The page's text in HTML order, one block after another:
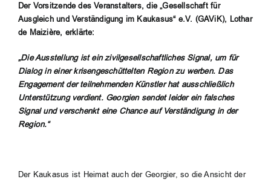
Der Vorsitzende des Veranstalters, die „Gesellschaft für
Ausgleich und Verständigung im Kaukasus“ e.V. (GAViK), Lothar
de Maizière, erklärte:
„Die Ausstellung ist ein zivilgesellschaftliches Signal, um für
Dialog in einer krisengeschüttelten Region zu werben. Das
Engagement der teilnehmenden Künstler hat ausschließlich
Unterstützung verdient. Georgien sendet leider ein falsches
Signal und verschenkt eine Chance auf Verständigung in der
Region.“
Der Kaukasus ist Heimat auch der Georgier, so die Ansicht der